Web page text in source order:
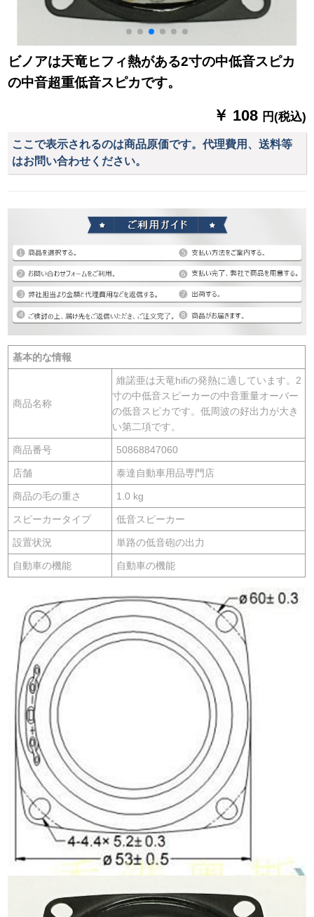
ビノアは天竜ヒフィ熱がある2寸の中低音スピカ
の中音超重低音スピカです。
￥ 108 円(税込)
ここで表示されるのは商品原価です。代理費用、送料等
はお問い合わせください。
基本的な情報
商品名称
維諾亜は天竜hifiの発熱に適しています。2
寸の中低音スピーカーの中音重量オーバー
の低音スピカです。低周波の好出力が大き
い第二項です。
商品番号 50868847060
店舗 泰達自動車用品専門店
商品の毛の重さ 1.0 kg
スピーカータイプ 低音スピーカー
設置状況 単路の低音砲の出力
自動車の機能 自動車の機能